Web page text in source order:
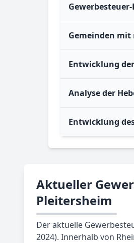
Gemeinden mit
Entwicklung
Analyse der
Entwicklung
Aktueller
Pleitersheim
Der aktuelle
2024). Innerhalb von